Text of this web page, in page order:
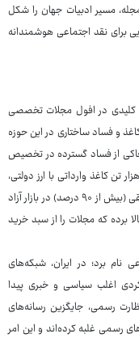
مجله، مسیر ادبیات جهان را شکل
برای نقد اجتماعی هوشمندانه
کلیدی در افول مجلات تخصصی
و فساد ساختاری در این حوزه
از فساد گسترده در تخصیص
برای واردات کاغذ است. در یک مورد، از ۲۶۲ هزار تن کاغذ وارداتی با ارز دولتی،
تنها ۲۳ هزار تن با نظارت وزارت ارشاد توزیع شده و مابقی (بیش از ۹۰ درصد) در بازار آزاد
برده که مجلات را از سبد خرید
برد؛ در ایران، شبکه‌های
اغلب سیاسی و خبری پیدا
رسمی، جایگزین رسانه‌های
رسمی غلبه کرده‌اند و این امر